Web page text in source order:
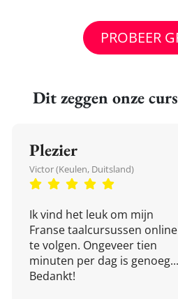
PROBEER
Dit zeggen onze
Plezier
Victor (Keulen, Duitsland)
Ik vind het leuk om mijn
Franse taalcursussen online
te volgen. Ongeveer tien
minuten per dag is genoeg...
Bedankt!